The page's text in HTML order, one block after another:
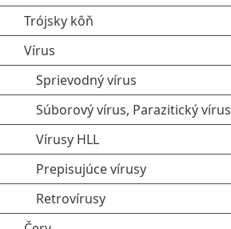
Trójsky kôň
Vírus
Sprievodný vírus
Súborový vírus, Parazitický vírus
Vírusy HLL
Prepisujúce vírusy
Retrovírusy